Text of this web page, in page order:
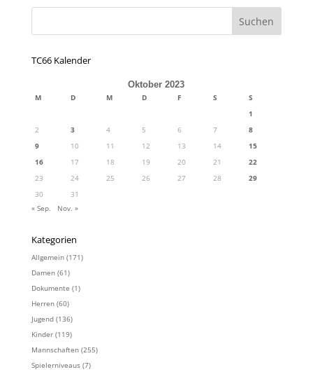
TC66 Kalender
Oktober 2023
M D M D F S
S
1
2
3 4 5 6 7
8
9
10 11 12 13 14
15
16
17 18 19 20 21
22
23
24 25 26 27 28
29
30
31
« Sep.
Nov. »
Kategorien
Allgemein(171)
Damen(61)
Dokumente (1)
Herren(60)
Jugend(136)
Kinder(119)
Mannschaften(255)
Spielerniveaus(7)